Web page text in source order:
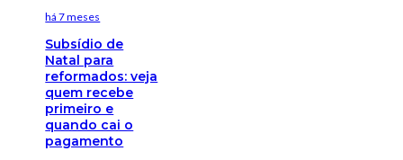
há 7 meses
Subsídio de
Natal para
reformados: veja
quem recebe
primeiro e
quando cai o
pagamento